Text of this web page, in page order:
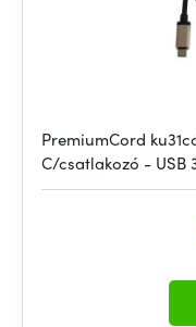
PremiumCord
C/csatlakozó - USB